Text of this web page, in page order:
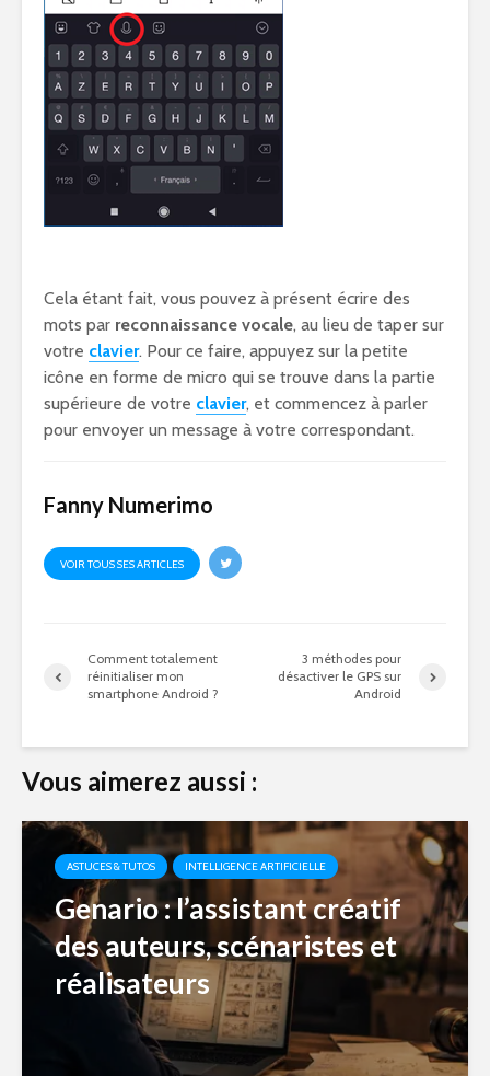
Cela étant fait, vous pouvez à présent écrire des
mots par reconnaissance vocale, au lieu de taper sur
votre clavier. Pour ce faire, appuyez sur la petite
icône en forme de micro qui se trouve dans la partie
supérieure de votre clavier, et commencez à parler
pour envoyer un message à votre correspondant.
Fanny Numerimo
VOIR TOUS SES ARTICLES
Comment totalement
réinitialiser mon
smartphone Android ?
3 méthodes pour
désactiver le GPS sur
Android
Vous aimerez aussi :
ASTUCES & TUTOS INTELLIGENCE ARTIFICIELLE
Genario : l’assistant créatif
des auteurs, scénaristes et
réalisateurs